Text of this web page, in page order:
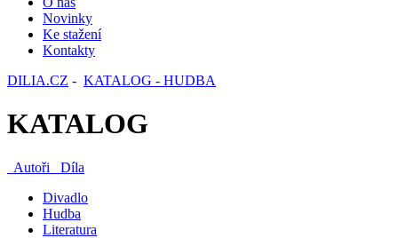
Novinky
Ke stažení
Kontakty
DILIA.CZ - KATALOG - HUDBA
KATALOG
Autoři
Díla
Divadlo
Hudba
Literatura